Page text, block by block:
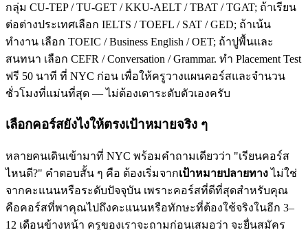
กลุ่ม CU-TEP / TU-GET / KKU-AELT / TBAT / TGAT; ถ้าเรียน
ต่อต่างประเทศเลือก IELTS / TOEFL / SAT / GED; ถ้าเน้น
ทำงาน เลือก TOEIC / Business English / OET; ถ้าปูพื้นและ
สนทนา เลือก CEFR / Conversation / Grammar. ทำ Placement Test
ฟรี 50 นาที ที่ NYC ก่อน เพื่อให้ครูวางแผนคอร์สและจำนวน
ชั่วโมงที่แม่นที่สุด — ไม่ต้องเดาระดับตัวเองครับ
เลือกคอร์สยังไงให้ตรงเป้าหมายจริง ๆ
หลายคนเดินเข้ามาที่ NYC พร้อมคำถามเดียวว่า "เรียนคอร์ส
ไหนดี?" คำตอบสั้น ๆ คือ ต้องเริ่มจากเป้าหมายปลายทางไม่ใช่
จากคะแนนหรือระดับปัจจุบัน เพราะคอร์สที่ดีที่สุดสำหรับคุณ
คือคอร์สที่พาคุณไปถึงคะแนนหรือทักษะที่ต้องใช้จริงในอีก 3–
12 เดือนข้างหน้า ครูของเราจะถามก่อนเสมอว่า จะยื่นสมัคร